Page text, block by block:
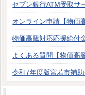
セブン銀行ATM受取サ
オンライン申請【物価
物価高騰対応応援給付
よくある質問【物価高
令和7年度版宮若市補